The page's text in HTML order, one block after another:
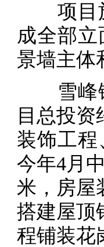
项目施
成全部
景墙主体
雪峰镇
目总投
装饰工
今年4月
米，房屋
搭建屋顶
程铺装花